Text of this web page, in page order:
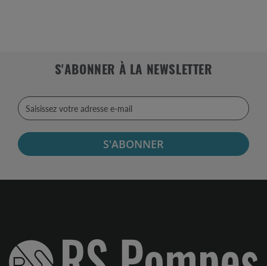
S'ABONNER À LA NEWSLETTER
S'ABONNER